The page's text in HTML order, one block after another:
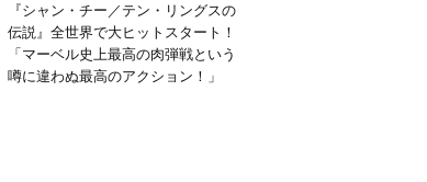
『シャン・チー／テン・リングスの
伝説』全世界で大ヒットスタート！
「マーベル史上最高の肉弾戦という
噂に違わぬ最高のアクション！」